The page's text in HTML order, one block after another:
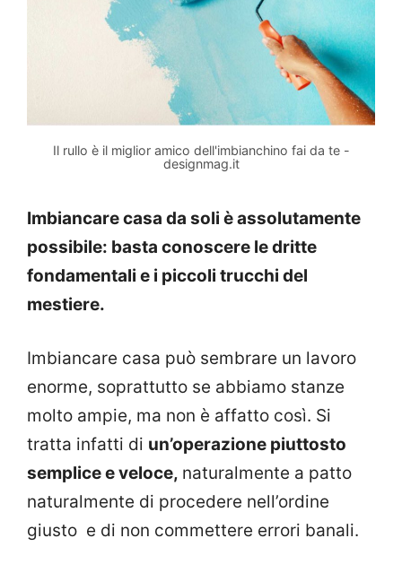
Il rullo è il miglior amico dell'imbianchino fai da te -
designmag.it
Imbiancare casa da soli è assolutamente
possibile: basta conoscere le dritte
fondamentali e i piccoli trucchi del
mestiere.
Imbiancare casa può sembrare un lavoro
enorme, soprattutto se abbiamo stanze
molto ampie, ma non è affatto così. Si
tratta infatti di un’operazione piuttosto
semplice e veloce, naturalmente a patto
naturalmente di procedere nell’ordine
giusto e di non commettere errori banali.